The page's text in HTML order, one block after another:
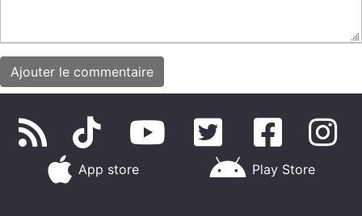
App store Play Store